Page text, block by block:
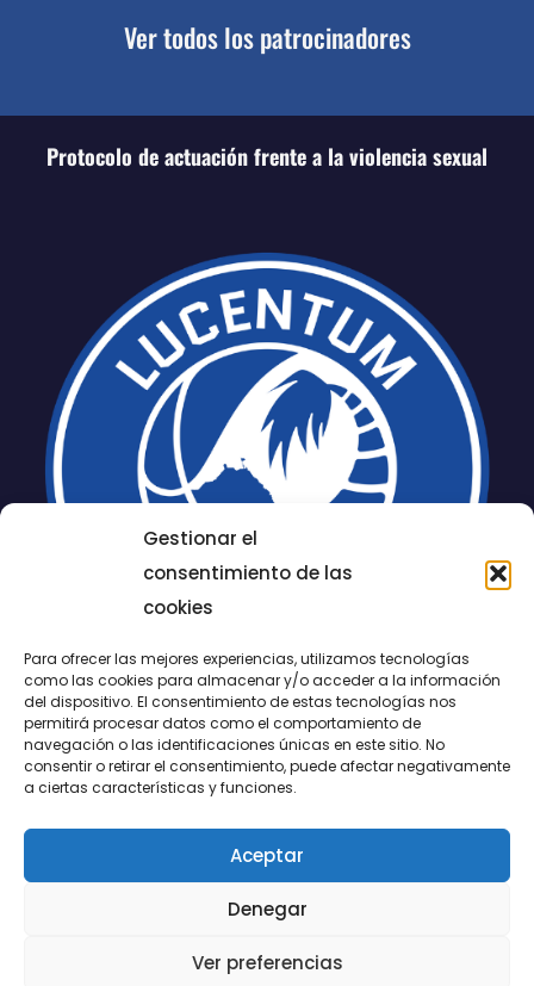
Gestionar el
consentimiento de las
cookies
Para ofrecer las mejores experiencias, utilizamos tecnologías
como las cookies para almacenar y/o acceder a la información
del dispositivo. El consentimiento de estas tecnologías nos
permitirá procesar datos como el comportamiento de
navegación o las identificaciones únicas en este sitio. No
consentir o retirar el consentimiento, puede afectar negativamente
a ciertas características y funciones.
Aceptar
Denegar
Ver preferencias
Ver todos los patrocinadores
Protocolo de actuación frente a la violencia sexual
LUCENTUM
ALICANTE
CONTACTO
@FundaciónLucentum página oficial